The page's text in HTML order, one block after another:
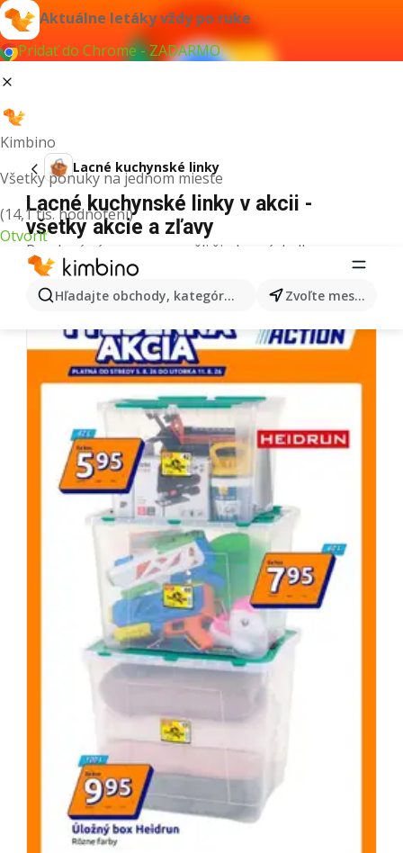
Aktuálne letáky vždy po ruke
Pridať do Chrome - ZADARMO
Kimbino
Všetky ponuky na jednom mieste
(14,1 tis. hodnotení)
Otvoriť
Hľadajte obchody, kategórie, produkty... Zvoľte mesto
Lacné kuchynské linky
Lacné kuchynské linky v akcii -
všetky akcie a zľavy
Pre daný výraz sme nenašli žiadne výsledky.
Ďalšie letáky z kategórie